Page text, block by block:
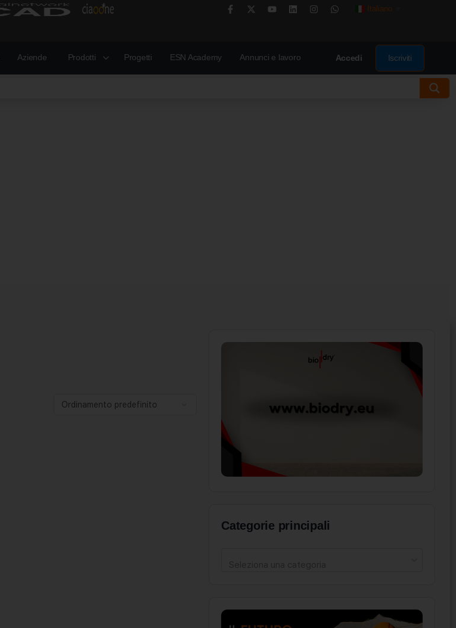
Italiano
Aziende Prodotti Progetti ESN Academy Annunci e lavoro Accedi Iscriviti
Categorie principali